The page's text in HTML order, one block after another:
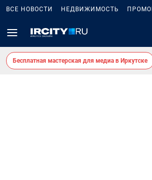
ВСЕ НОВОСТИ НЕДВИЖИМОСТЬ
Бесплатная мастерская для медиа в Иркутске